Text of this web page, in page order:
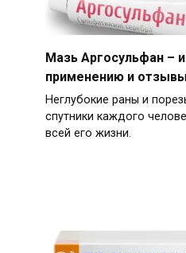
Мазь Аргосульфан –
применению и отзывы
Неглубокие раны и
спутники каждого
всей его жизни.